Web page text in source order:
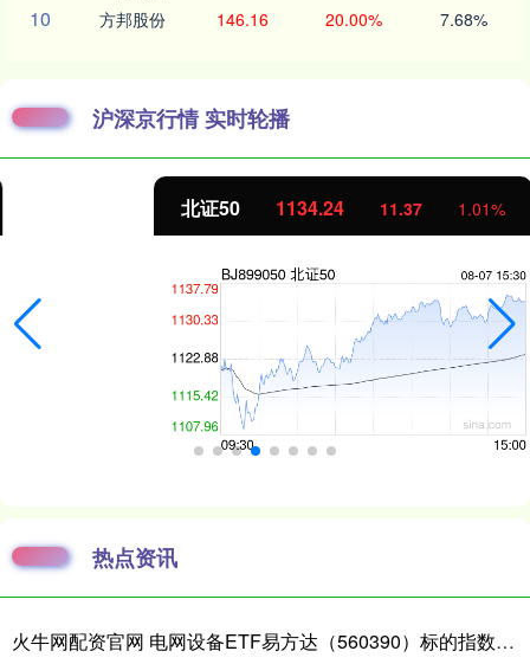
10 方邦股份 146.16 20.00% 7.68%
沪深京行情 实时轮播
1134.24 11.37 1.01%
热点资讯
火牛网配资官网 电网设备ETF易方达（560390）标的指数涨近3%，一季度电网项目开工增速同比增超40%